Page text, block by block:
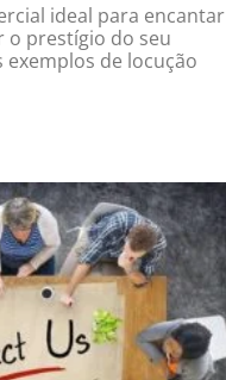
ideal para encantar
o prestígio do seu
exemplos de locução